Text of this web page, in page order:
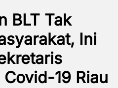
BLT Tak
Ini
19 Riau